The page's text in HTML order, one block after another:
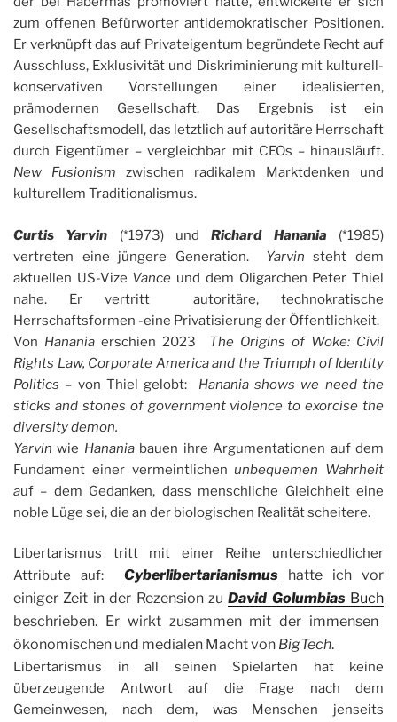
zum offenen Befürworter antidemokratischer Positionen.
Er verknüpft das auf Privateigentum begründete Recht auf
Ausschluss, Exklusivität und Diskriminierung mit kulturell-
konservativen Vorstellungen einer idealisierten,
prämodernen Gesellschaft. Das Ergebnis ist ein
Gesellschaftsmodell, das letztlich auf autoritäre Herrschaft
durch Eigentümer – vergleichbar mit CEOs – hinausläuft.
New Fusionism zwischen radikalem Marktdenken und
kulturellem Traditionalismus.
Curtis Yarvin (*1973) undRichard Hanania (*1985)
vertreten eine jüngere Generation. Yarvin steht dem
aktuellen US-Vize Vance und dem Oligarchen Peter Thiel
nahe. Er vertritt autoritäre, technokratische
Herrschaftsformen -eine Privatisierung der Öffentlichkeit.
Von Hanania erschien 2023 The Origins of Woke: Civil
Rights Law, Corporate America and the Triumph of Identity
Politics – von Thiel gelobt: Hanania shows we need the
sticks and stones of government violence to exorcise the
diversity demon.
Yarvinwie Hanania bauen ihre Argumentationen auf dem
Fundament einer vermeintlichenunbequemen Wahrheit
auf – dem Gedanken, dass menschliche Gleichheit eine
noble Lüge sei, die an der biologischen Realität scheitere.
Libertarismus tritt mit einer Reihe unterschiedlicher
Attribute auf: Cyberlibertarianismus hatte ich vor
einiger Zeit in der Rezension zuDavid Golumbias Buch
beschrieben. Er wirkt zusammen mit der immensen
ökonomischen und medialen Macht von BigTech.
Libertarismus in all seinen Spielarten hat keine
überzeugende Antwort auf die Frage nach dem
Gemeinwesen, nach dem, was Menschen jenseits